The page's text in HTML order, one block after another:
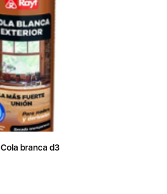
Cola branca d3